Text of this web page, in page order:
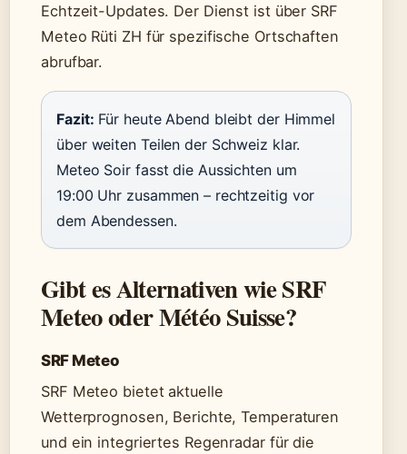
Echtzeit-Updates. Der Dienst ist über SRF
Meteo Rüti ZH für spezifische Ortschaften
abrufbar.
Fazit: Für heute Abend bleibt der Himmel
über weiten Teilen der Schweiz klar.
Meteo Soir fasst die Aussichten um
19:00 Uhr zusammen – rechtzeitig vor
dem Abendessen.
Gibt es Alternativen wie SRF
Meteo oder Météo Suisse?
SRF Meteo
SRF Meteo bietet aktuelle
Wetterprognosen, Berichte, Temperaturen
und ein integriertes Regenradar für die